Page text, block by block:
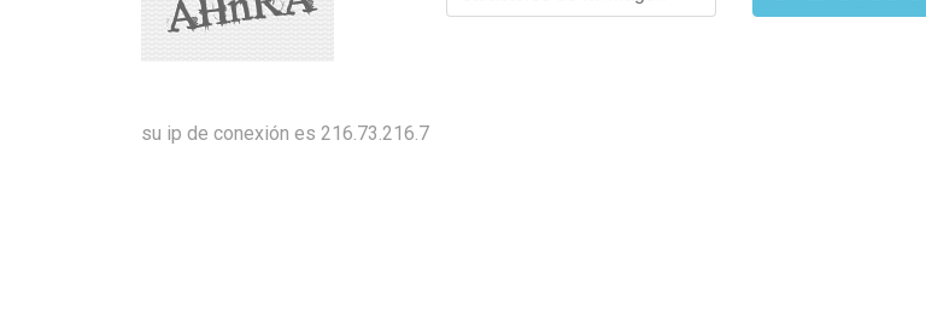
su ip de conexión es 216.73.216.7